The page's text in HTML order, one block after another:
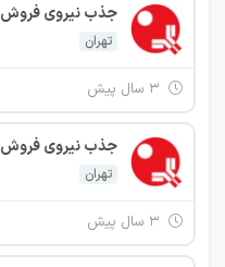
جذب نیروی فروش
تهران
جذب نیروی فروش
تهران